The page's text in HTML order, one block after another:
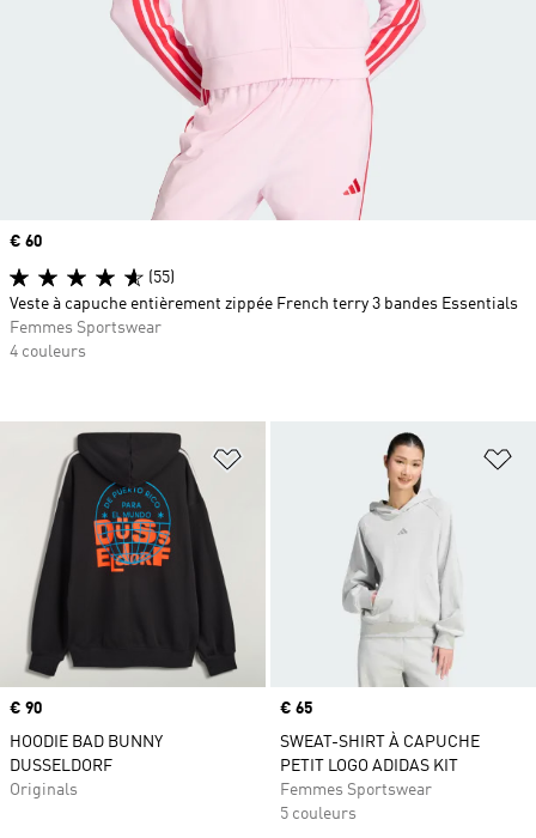
Ajouter à la Liste de produits
Prix
€ 90
HOODIE BAD BUNNY
DUSSELDORF
Originals
Prix
€ 65
SWEAT-SHIRT À CAPUCHE
PETIT LOGO ADIDAS KIT
Femmes Sportswear
5 couleurs
Prix
€ 60
(55)
Veste à capuche entièrement zippée French terry 3 bandes Essentials
Femmes Sportswear
4 couleurs